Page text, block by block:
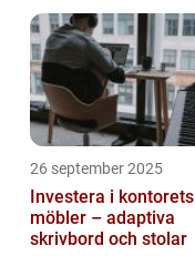
26 september 2025
Investera i kontorets
möbler – adaptiva
skrivbord och stolar